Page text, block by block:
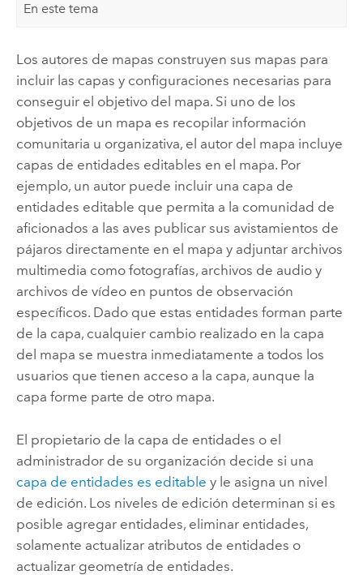
En este tema
Los autores de mapas construyen sus mapas para
incluir las capas y configuraciones necesarias para
conseguir el objetivo del mapa. Si uno de los
objetivos de un mapa es recopilar información
comunitaria u organizativa, el autor del mapa incluye
capas de entidades editables en el mapa. Por
ejemplo, un autor puede incluir una capa de
entidades editable que permita a la comunidad de
aficionados a las aves publicar sus avistamientos de
pájaros directamente en el mapa y adjuntar archivos
multimedia como fotografías, archivos de audio y
archivos de vídeo en puntos de observación
específicos. Dado que estas entidades forman parte
de la capa, cualquier cambio realizado en la capa
del mapa se muestra inmediatamente a todos los
usuarios que tienen acceso a la capa, aunque la
capa forme parte de otro mapa.
El propietario de la capa de entidades o el
administrador de su organización decide si una
capa de entidades es editable y le asigna un nivel
de edición. Los niveles de edición determinan si es
posible agregar entidades, eliminar entidades,
solamente actualizar atributos de entidades o
actualizar geometría de entidades.